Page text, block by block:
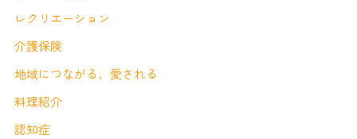
レクリエーション
介護保険
地域につながる、愛される
料理紹介
認知症